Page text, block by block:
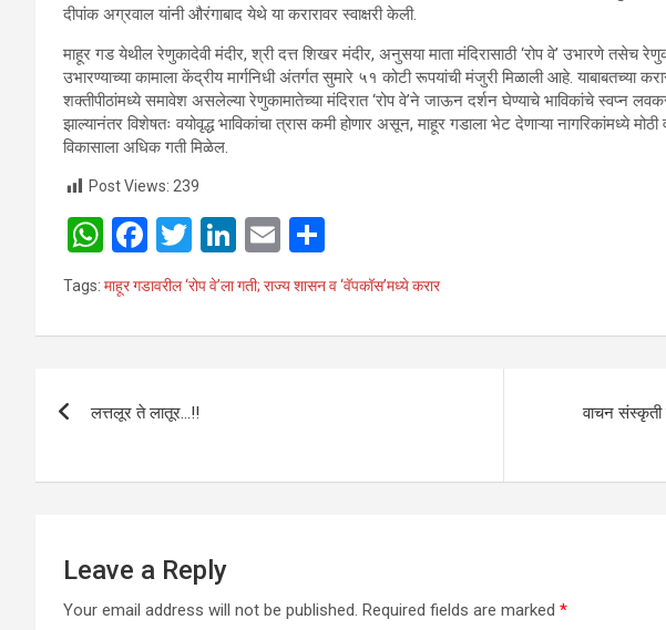
दीपांक अग्रवाल यांनी औरंगाबाद येथे या करारावर स्वाक्षरी केली.
माहूर गड येथील रेणुकादेवी मंदीर, श्री दत्त शिखर मंदीर, अनुसया माता मंदिरासाठी ‘रोप वे’ उभारणे तसेच
उभारण्याच्या कामाला केंद्रीय मार्गनिधी अंतर्गत सुमारे ५१ कोटी रूपयांची मंजुरी मिळाली आहे. याबाबतच्या
शक्तीपीठांमध्ये समावेश असलेल्या रेणुकामातेच्या मंदिरात ‘रोप वे’ने जाऊन दर्शन घेण्याचे भाविकांचे स्वप्न
झाल्यानंतर विशेषतः वयोवृद्ध भाविकांचा त्रास कमी होणार असून, माहूर गडाला भेट देणाऱ्या नागरिकांमध्ये मोठी
विकासाला अधिक गती मिळेल.
Post Views: 239
W
at
s
p
F
a
ce
b
o
T
wi
tt
er
Li
n
ke
dI
E
ail
h
ar
e
Tags: माहूर गडावरील ‘रोप वे’ला गती; राज्य शासन व ‘वॅपकॉस’मध्ये करार
navigation
लत्तलूर ते लातूर…!!
वाचन संस्कृती
Leave a Reply
Your email address will not be published. Required fields are marked *